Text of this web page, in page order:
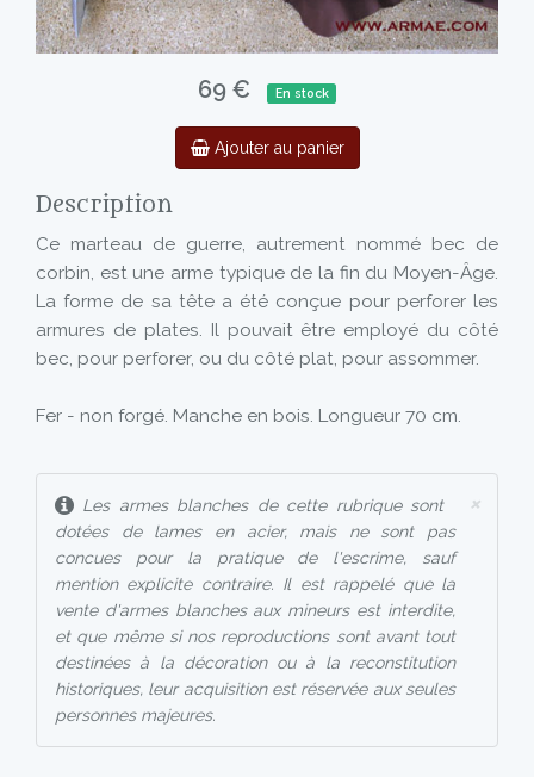
69 € En stock
Ajouter au panier
Description
Ce marteau de guerre, autrement nommé bec de
corbin, est une arme typique de la fin du Moyen-Âge.
La forme de sa tête a été conçue pour perforer les
armures de plates. Il pouvait être employé du côté
bec, pour perforer, ou du côté plat, pour assommer.
Fer - non forgé. Manche en bois. Longueur 70 cm.
×
Les armes blanches de cette rubrique sont
dotées de lames en acier, mais ne sont pas
concues pour la pratique de l'escrime, sauf
mention explicite contraire. Il est rappelé que la
vente d'armes blanches aux mineurs est interdite,
et que même si nos reproductions sont avant tout
destinées à la décoration ou à la reconstitution
historiques, leur acquisition est réservée aux seules
personnes majeures.